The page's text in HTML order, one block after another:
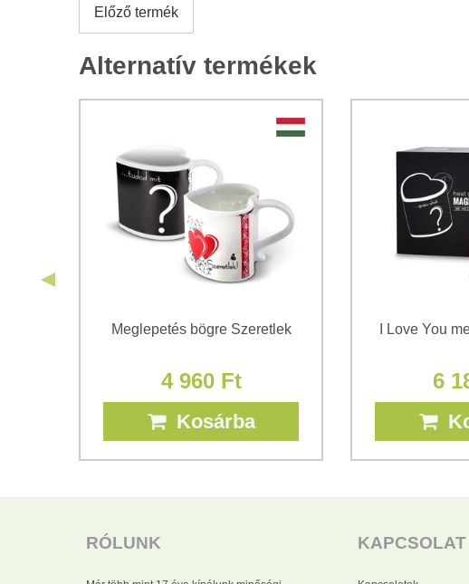
Előző termék
Alternatív termékek
Meglepetés bögre Szeretlek
4 960 Ft
Kosárba
I Love You
6
RÓLUNK KAPCSOLAT